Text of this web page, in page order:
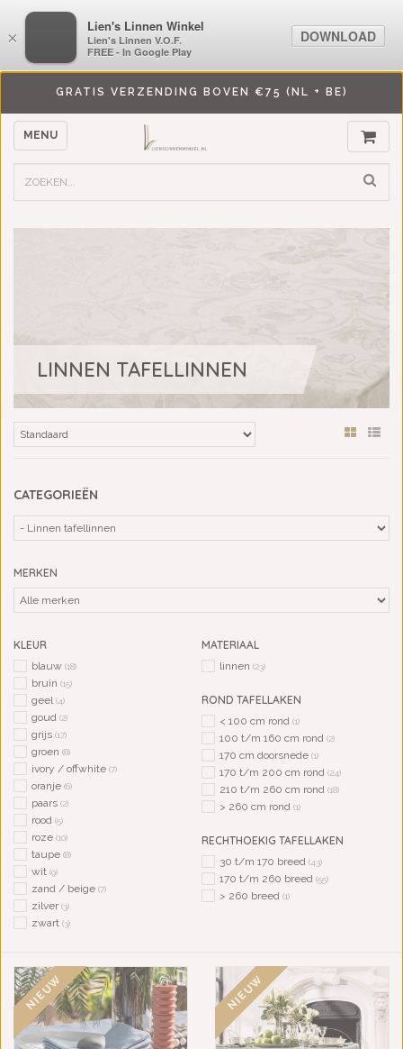
GRATIS VERZENDING BOVEN €75 (NL + BE)
MENU
LINNEN TAFELLINNEN
CATEGORIEËN
MERKEN
KLEUR
blauw (18)
bruin (15)
geel(4)
goud (2)
grijs (17)
groen (8)
ivory / offwhite (7)
oranje (6)
paars (2)
rood (5)
roze (10)
taupe (8)
wit (9)
zand / beige (7)
zilver(3)
zwart (3)
MATERIAAL
linnen (23)
ROND TAFELLAKEN
< 100 cm rond (1)
100 t/m 160 cm rond (2)
170 cm doorsnede (1)
170 t/m 200 cm rond (24)
210 t/m 260 cm rond (18)
> 260 cm rond (1)
RECHTHOEKIG TAFELLAKEN
30 t/m 170 breed (43)
170 t/m 260 breed (55)
> 260 breed (1)
NIEUW NIEUW
×
LiensLinnenwinkel.nl
Lien's Linnen V.O.F.
FREE - In Google Play
DOWNLOAD
×
Lien's Linnen Winkel
Lien's Linnen V.O.F.
FREE - In Google Play
DOWNLOAD